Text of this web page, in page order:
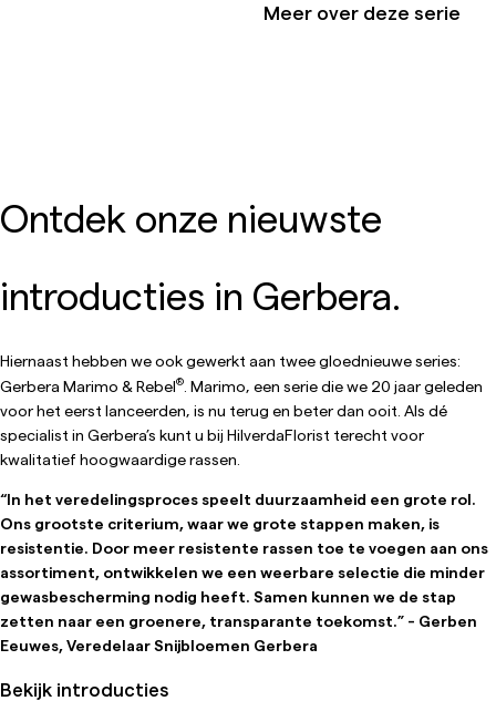
Meer over deze serie
Ontdek onze nieuwste
introducties in Gerbera.
Hiernaast hebben we ook gewerkt aan twee gloednieuwe series:
Gerbera Marimo & Rebel® . Marimo, een serie die we 20 jaar geleden
voor het eerst lanceerden, is nu terug en beter dan ooit. Als dé
specialist in Gerbera’s kunt u bij HilverdaFlorist terecht voor
kwalitatief hoogwaardige rassen.
“In het veredelingsproces speelt duurzaamheid een grote rol.
Ons grootste criterium, waar we grote stappen maken, is
resistentie. Door meer resistente rassen toe te voegen aan ons
assortiment, ontwikkelen we een weerbare selectie die minder
gewasbescherming nodig heeft. Samen kunnen we de stap
zetten naar een groenere, transparante toekomst.” - Gerben
Eeuwes, Veredelaar Snijbloemen Gerbera
Bekijk introducties